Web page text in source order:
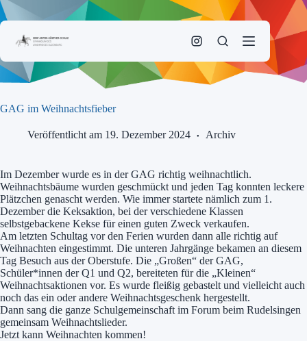
Zum
Inhalt
GAG im Weihnachtsfieber
Veröffentlicht am 19. Dezember 2024 Archiv
Im Dezember wurde es in der GAG richtig weihnachtlich.
Weihnachtsbäume wurden geschmückt und jeden Tag konnten leckere
Plätzchen genascht werden. Wie immer startete nämlich zum 1.
Dezember die Keksaktion, bei der verschiedene Klassen
selbstgebackene Kekse für einen guten Zweck verkaufen.
Am letzten Schultag vor den Ferien wurden dann alle richtig auf
Weihnachten eingestimmt. Die unteren Jahrgänge bekamen an diesem
Tag Besuch aus der Oberstufe. Die „Großen“ der GAG,
Schüler*innen der Q1 und Q2, bereiteten für die „Kleinen“
Weihnachtsaktionen vor. Es wurde fleißig gebastelt und vielleicht auch
noch das ein oder andere Weihnachtsgeschenk hergestellt.
Dann sang die ganze Schulgemeinschaft im Forum beim Rudelsingen
gemeinsam Weihnachtslieder.
Jetzt kann Weihnachten kommen!